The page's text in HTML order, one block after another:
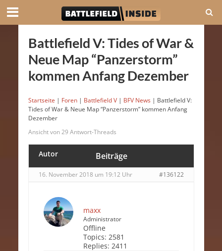
Battlefield V: Tides of War &
Neue Map “Panzerstorm”
kommen Anfang Dezember
Startseite | Foren | Battlefield V | BFV News | Battlefield V:
Tides of War & Neue Map “Panzerstorm” kommen Anfang
Dezember
Ansicht von 29 Antwort-Threads
Autor Beiträge
16. November 2018 um 19:12 Uhr #136122
maxx
Administrator
Offline
Topics: 2581
Replies: 2411